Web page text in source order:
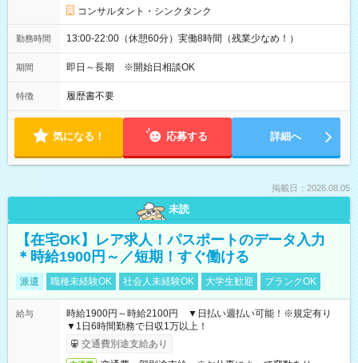
コンサルタント・シンクタンク
勤務時間 13:00-22:00（休憩60分）実働8時間（残業少なめ！）
期間 即日～長期 ※開始日相談OK
特徴 履歴書不要
気になる！ 応募する 詳細へ
掲載日：2026.08.05
未読
【在宅OK】レア求人！パスポートのデータ入力
＊時給1900円～／短期！すぐ働ける
派遣 職種未経験OK 社会人未経験OK 大学生歓迎 ブランクOK
給与
時給1900円～時給2100円 ▼日払い週払い可能！※規定有り
▼1日6時間勤務で日収1万以上！
交通費別途支給あり